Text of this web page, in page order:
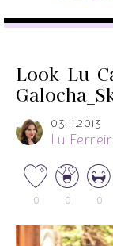
03.11.2013
Lu
0 0 0